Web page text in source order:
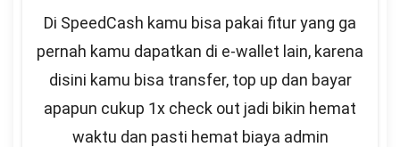
Di SpeedCash kamu bisa pakai fitur yang ga
pernah kamu dapatkan di e-wallet lain, karena
disini kamu bisa transfer, top up dan bayar
apapun cukup 1x check out jadi bikin hemat
waktu dan pasti hemat biaya admin